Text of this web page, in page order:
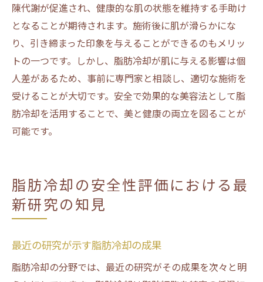
陳代謝が促進され、健康的な肌の状態を維持する手助け
となることが期待されます。施術後に肌が滑らかにな
り、引き締まった印象を与えることができるのもメリッ
トの一つです。しかし、脂肪冷却が肌に与える影響は個
人差があるため、事前に専門家と相談し、適切な施術を
受けることが大切です。安全で効果的な美容法として脂
肪冷却を活用することで、美と健康の両立を図ることが
可能です。
脂肪冷却の安全性評価における最
新研究の知見
最近の研究が示す脂肪冷却の成果
脂肪冷却の分野では、最近の研究がその成果を次々と明